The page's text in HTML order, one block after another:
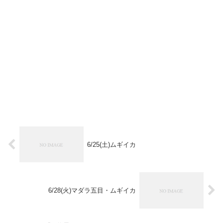
6/25(土)ムギイカ
6/28(火)マダラ五目・ムギイカ